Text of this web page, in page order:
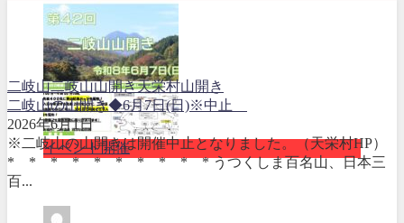
イベント開催
二岐山二岐山山開き天栄村山開き
二岐山の山開き◆6月7日(日)※中止
2026年6月1日
※二岐山の山開きは開催中止となりました。（天栄村HP）
* * * * * * * * * * うつくしま百名山、日本三
百...